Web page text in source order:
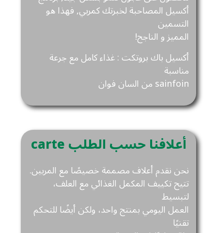
أكسيل المصاحبة لخبرتك كمربي, فهذا هو
التسمين
المميز و الناجح!
أكسيل باك بروتكت : غذاء كامل مع جرعة
مناسبة
sainfoin من السان فوان
carte أعلافنا حسب الطلب
نحن نقدم أعلاف مصممة خصيصًا مع المربين.
تتيح تكييف المكمل الغذائي مع العلف،
لتبسيط
العمل اليومي بمنتج واحد، ولكن أيضًا للتحكم
تقنيًا